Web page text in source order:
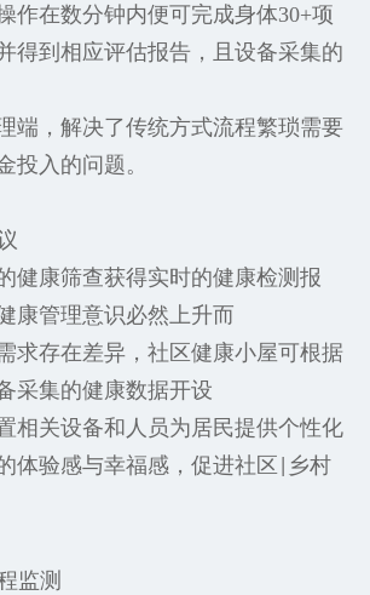
作在数分钟内便可完成身体30+项
得到相应评估报告，且设备采集的
端，解决了传统方式流程繁琐需要
投入的问题。
健康筛查获得实时的健康检测报
康管理意识必然上升而
求存在差异，社区健康小屋可根据
采集的健康数据开设
相关设备和人员为居民提供个性化
体验感与幸福感，促进社区
乡村
监测